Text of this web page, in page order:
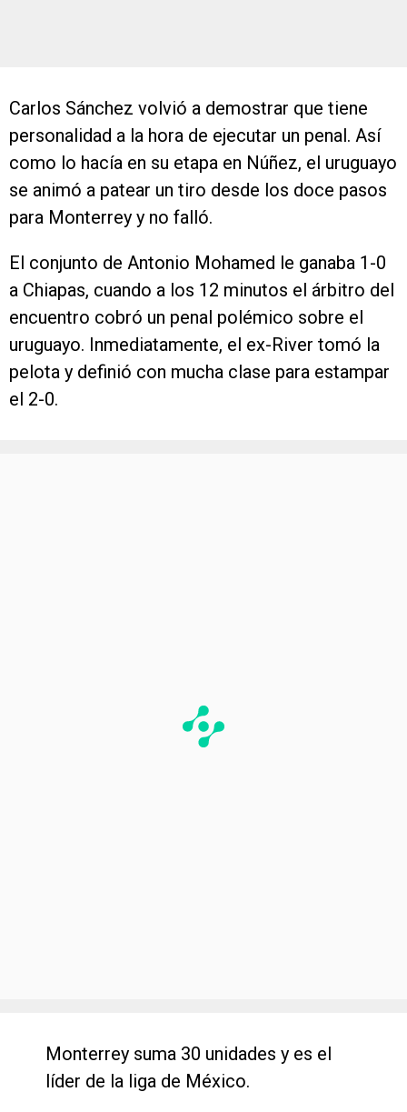
Carlos Sánchez volvió a demostrar que tiene
personalidad a la hora de ejecutar un penal. Así
como lo hacía en su etapa en Núñez, el uruguayo
se animó a patear un tiro desde los doce pasos
para Monterrey y no falló.
El conjunto de Antonio Mohamed le ganaba 1-0
a Chiapas, cuando a los 12 minutos el árbitro del
encuentro cobró un penal polémico sobre el
uruguayo. Inmediatamente, el ex-River tomó la
pelota y definió con mucha clase para estampar
el 2-0.
Monterrey suma 30 unidades y es el
líder de la liga de México.